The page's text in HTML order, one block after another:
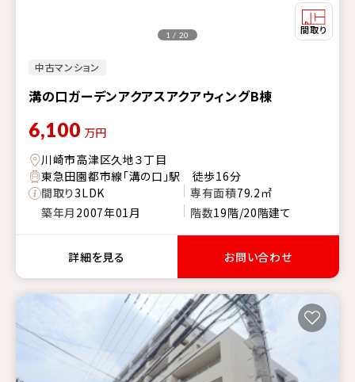
中古マンション
溝の口ガーデンアクアスアクアウィングB棟
1 / 20
6,100 万円
川崎市高津区久地３丁目
東急田園都市線「溝の口」駅 徒歩16分
間取り3LDK 専有面積79.2㎡
築年月 2007年01月 階数19階/20階建て
詳細を見る お問い合わせ